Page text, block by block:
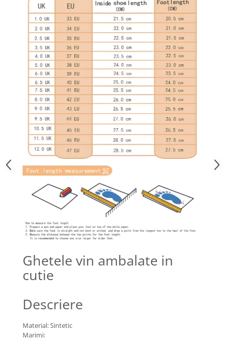
Ghetele vin ambalate in
cutie
Descriere
Material: Sintetic
Marimi: